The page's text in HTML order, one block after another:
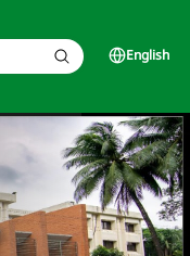
English